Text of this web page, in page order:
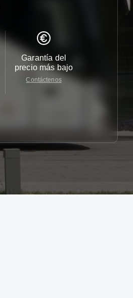
Garantía del
precio más bajo
Contáctenos